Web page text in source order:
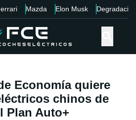
Mazda Elon Musk Degradación
Economía quiere
chinos de
Plan Auto+